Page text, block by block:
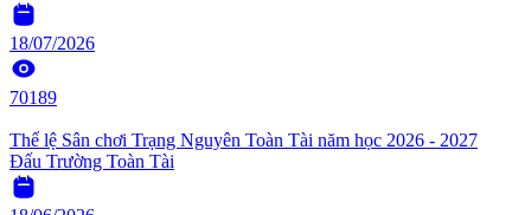
18/07/2026
70189
Thể lệ Sân chơi Trạng Nguyên Toàn Tài năm học 2026 - 2027
Đấu Trường Toàn Tài